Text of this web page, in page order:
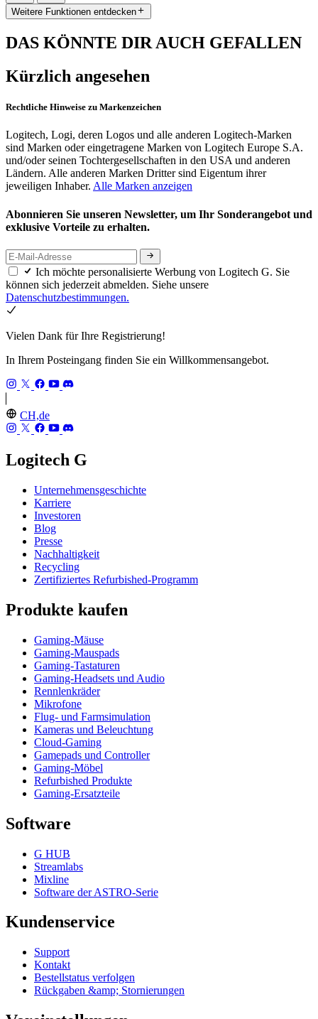
Weitere Funktionen entdecken
DAS KÖNNTE DIR AUCH GEFALLEN
Kürzlich angesehen
Rechtliche Hinweise zu Markenzeichen
Logitech, Logi, deren Logos und alle anderen Logitech-Marken
sind Marken oder eingetragene Marken von Logitech Europe S.A.
und/oder seinen Tochtergesellschaften in den USA und anderen
Ländern. Alle anderen Marken Dritter sind Eigentum ihrer
jeweiligen Inhaber. Alle Marken anzeigen
Abonnieren Sie unseren Newsletter, um Ihr Sonderangebot und
exklusive Vorteile zu erhalten.
Ich möchte personalisierte Werbung von Logitech G. Sie
können sich jederzeit abmelden. Siehe unsere
Datenschutzbestimmungen.
Vielen Dank für Ihre Registrierung!
In Ihrem Posteingang finden Sie ein Willkommensangebot.
CH,de
Logitech G
Unternehmensgeschichte
Karriere
Investoren
Blog
Presse
Nachhaltigkeit
Recycling
Zertifiziertes Refurbished-Programm
Produkte kaufen
Gaming-Mäuse
Gaming-Mauspads
Gaming-Tastaturen
Gaming-Headsets und Audio
Rennlenkräder
Mikrofone
Flug- und Farmsimulation
Kameras und Beleuchtung
Cloud-Gaming
Gamepads und Controller
Gaming-Möbel
Refurbished Produkte
Gaming-Ersatzteile
Software
G HUB
Streamlabs
Mixline
Software der ASTRO-Serie
Kundenservice
Support
Kontakt
Bestellstatus verfolgen
Rückgaben &amp; Stornierungen